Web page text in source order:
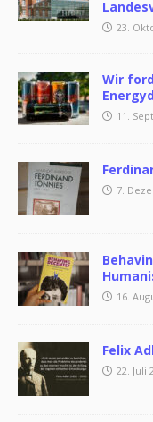
23.
Wir
11.
7.
16.
Felix
22. Juli